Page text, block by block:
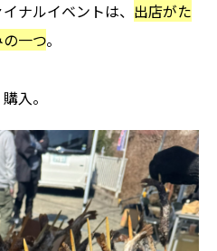
ナルイベントは、 出店がた
一つ。
入。